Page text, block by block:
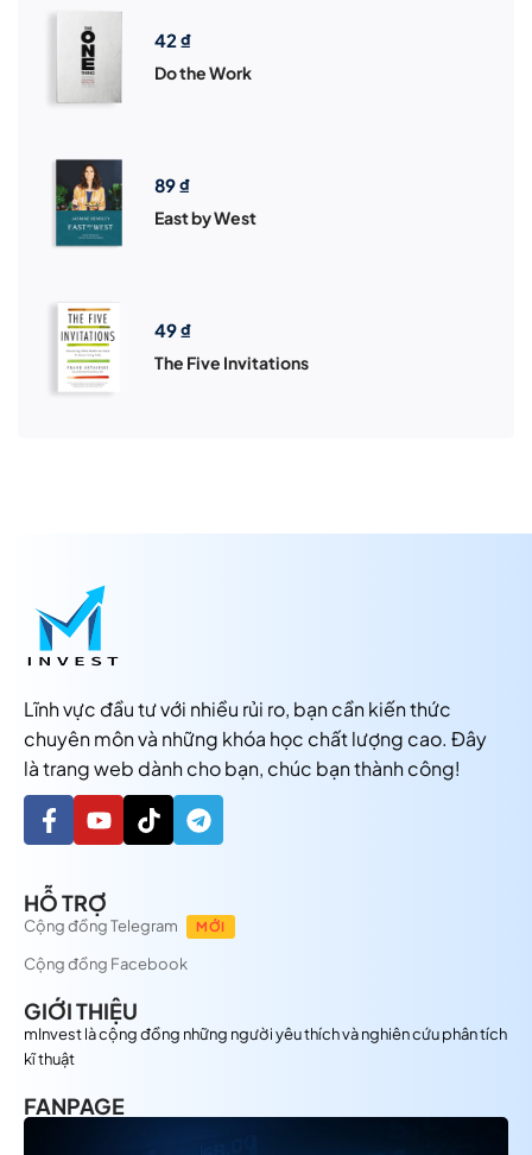
42 ₫
Do the Work
89₫
East by West
49₫
The Five Invitations
Lĩnh vực đầu tư với nhiều rủi ro, bạn cần kiến thức
chuyên môn và những khóa học chất lượng cao. Đây
là trang web dành cho bạn, chúc bạn thành công!
HỖ TRỢ
Cộng đồng Telegram MỚI
Cộng đồng Facebook
GIỚI THIỆU
mInvest là cộng đồng những người yêu thích và nghiên cứu phân tích
kĩ thuật
FANPAGE